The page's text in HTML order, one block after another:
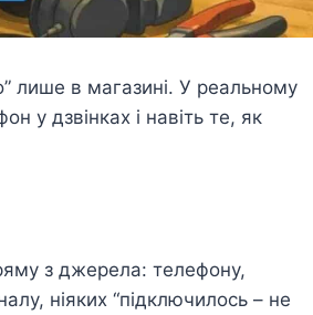
лише в магазині. У реальному
у дзвінках і навіть те, як
з джерела: телефону,
ніяких “підключилось – не